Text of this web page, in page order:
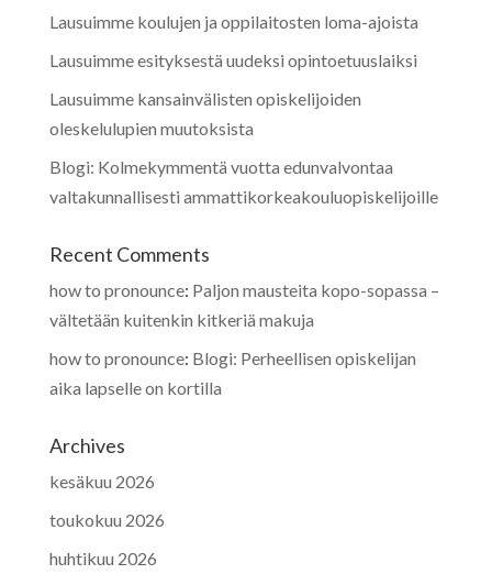
Lausuimme koulujen ja oppilaitosten loma-ajoista
Lausuimme esityksestä uudeksi opintoetuuslaiksi
Lausuimme kansainvälisten opiskelijoiden
oleskelulupien muutoksista
Blogi: Kolmekymmentä vuotta edunvalvontaa
valtakunnallisesti ammattikorkeakouluopiskelijoille
Recent Comments
how to pronounce: Paljon mausteita kopo-sopassa –
vältetään kuitenkin kitkeriä makuja
how to pronounce: Blogi: Perheellisen opiskelijan
aika lapselle on kortilla
Archives
kesäkuu 2026
toukokuu 2026
huhtikuu 2026